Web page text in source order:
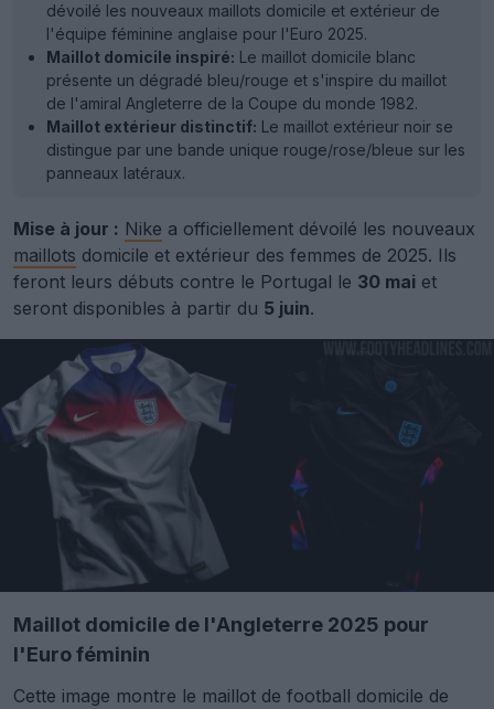
dévoilé les nouveaux maillots domicile et extérieur de
l'équipe féminine anglaise pour l'Euro 2025.
Maillot domicile inspiré: Le maillot domicile blanc
présente un dégradé bleu/rouge et s'inspire du maillot
de l'amiral Angleterre de la Coupe du monde 1982.
Maillot extérieur distinctif: Le maillot extérieur noir se
distingue par une bande unique rouge/rose/bleue sur les
panneaux latéraux.
Mise à jour : Nike a officiellement dévoilé les nouveaux
maillots domicile et extérieur des femmes de 2025. Ils
feront leurs débuts contre le Portugal le 30 mai et
seront disponibles à partir du 5 juin.
Maillot domicile de l'Angleterre 2025 pour
l'Euro féminin
Cette image montre le maillot de football domicile de